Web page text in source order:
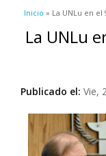
Se encuentra
Inicio » La UNLu en el
La UNLu
Publicado el: Vie,